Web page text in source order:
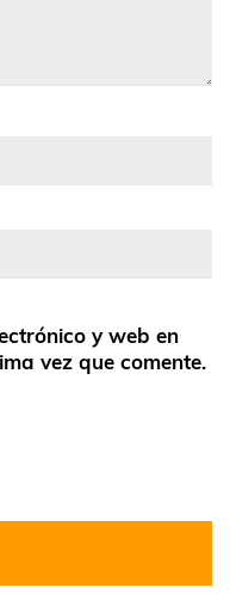
y web en
vez que comente.